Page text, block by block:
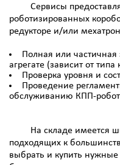
Сервисы
роботизированных
редукторе и/или
Полная или
агрегате (зависит от типа
Проверка уровня и
Проведение
обслуживанию КПП-
На складе имеется
подходящих к
выбрать и купить